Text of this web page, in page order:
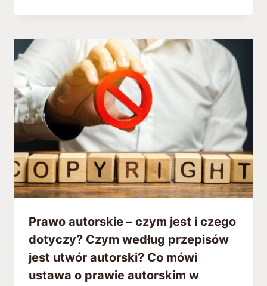
Prawo autorskie – czym jest i czego
dotyczy? Czym według przepisów
jest utwór autorski? Co mówi
ustawa o prawie autorskim w